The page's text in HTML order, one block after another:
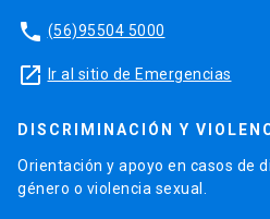
phone (56)95504 5000
launch Ir al sitio de Emergencias
DISCRIMINACIÓN Y
Orientación y apoyo en casos de
género o violencia sexual.